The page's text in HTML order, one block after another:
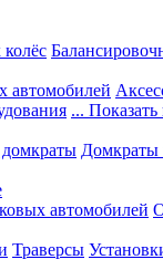
автомобилей
... Показать
Домкраты
автомобилей
Траверсы